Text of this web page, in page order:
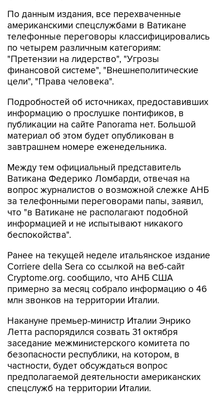
По данным издания, все перехваченные
американскими спецслужбами в Ватикане
телефонные переговоры классифицировались
по четырем различным категориям:
"Претензии на лидерство", "Угрозы
финансовой системе", "Внешнеполитические
цели", "Права человека".
Подробностей об источниках, предоставивших
информацию о прослушке понтификов, в
публикации на сайте Panorama нет. Большой
материал об этом будет опубликован в
завтрашнем номере еженедельника.
Между тем официальный представитель
Ватикана Федерико Ломбарди, отвечая на
вопрос журналистов о возможной слежке АНБ
за телефонными переговорами папы, заявил,
что "в Ватикане не располагают подобной
информацией и не испытывают никакого
беспокойства".
Ранее на текущей неделе итальянское издание
Corriere della Sera со ссылкой на веб-сайт
Cryptome.org. сообщило, что АНБ США
примерно за месяц собрало информацию о 46
млн звонков на территории Италии.
Накануне премьер-министр Италии Энрико
Летта распорядился созвать 31 октября
заседание межминистерского комитета по
безопасности республики, на котором, в
частности, будет обсуждаться вопрос
предполагаемой деятельности американских
спецслужб на территории Италии.